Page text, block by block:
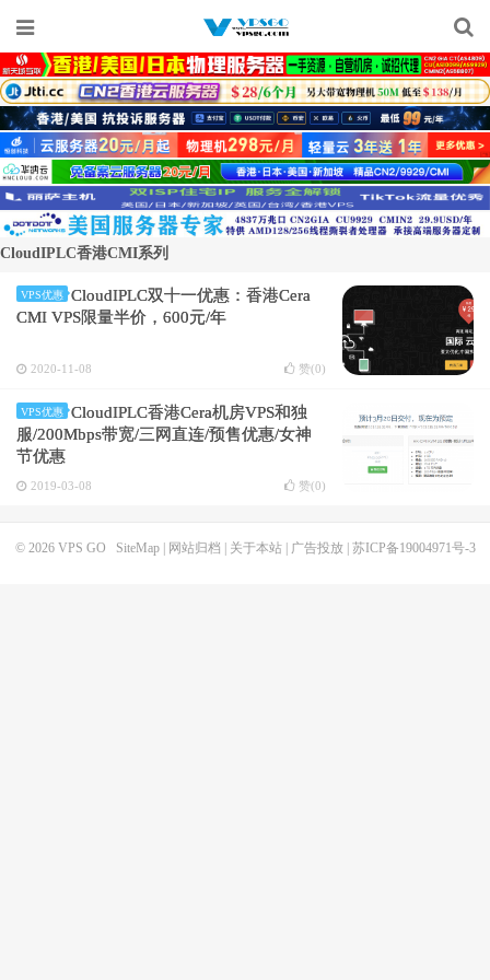
CloudIPLC香港CMI系列
VPS优惠
CloudIPLC双十一优惠：香港Cera
CMI VPS限量半价，600元/年
2020-11-08 赞(0)
VPS优惠
CloudIPLC香港Cera机房VPS和独
服/200Mbps带宽/三网直连/预售优惠/女神
节优惠
2019-03-08 赞(0)
© 2026 VPS GO SiteMap| 网站归档 | 关于本站| 广告投放| 苏ICP备19004971号-3